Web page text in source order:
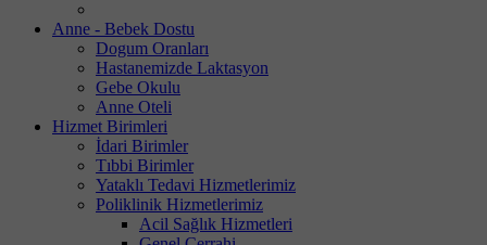
Anne - Bebek Dostu
Dogum Oranları
Hastanemizde Laktasyon
Gebe Okulu
Anne Oteli
Hizmet Birimleri
İdari Birimler
Tıbbi Birimler
Yataklı Tedavi Hizmetlerimiz
Poliklinik Hizmetlerimiz
Acil Sağlık Hizmetleri